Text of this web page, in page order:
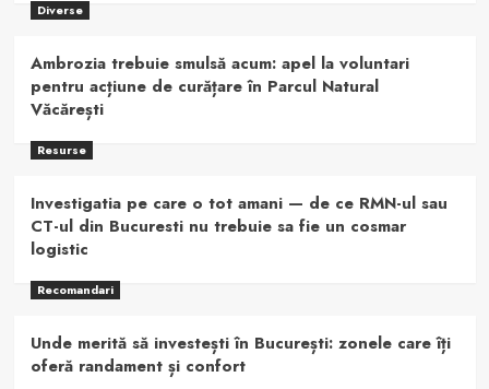
Diverse
Ambrozia trebuie smulsă acum: apel la voluntari
pentru acțiune de curățare în Parcul Natural
Văcărești
Resurse
Investigatia pe care o tot amani — de ce RMN-ul sau
CT-ul din Bucuresti nu trebuie sa fie un cosmar
logistic
Recomandari
Unde merită să investești în București: zonele care îți
oferă randament și confort